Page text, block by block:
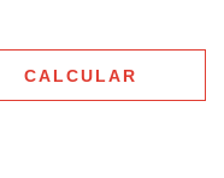
CALCULAR